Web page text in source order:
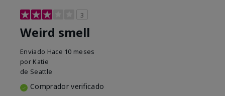
3
Weird smell
Enviado Hace 10 meses
por Katie
de Seattle
Comprador verificado